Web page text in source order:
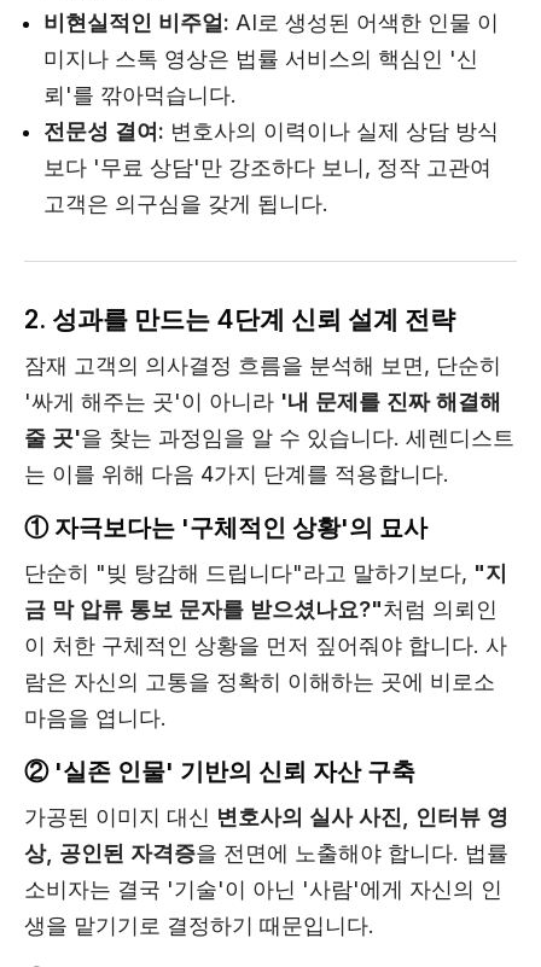
비현실적인 비주얼: AI로 생성된 어색한 인물 이
미지나 스톡 영상은 법률 서비스의 핵심인 '신
뢰'를 깎아먹습니다.
전문성 결여: 변호사의 이력이나 실제 상담 방식
보다 '무료 상담'만 강조하다 보니, 정작 고관여
고객은 의구심을 갖게 됩니다.
2. 성과를 만드는 4단계 신뢰 설계 전략
잠재 고객의 의사결정 흐름을 분석해 보면, 단순히
'싸게 해주는 곳'이 아니라 '내 문제를 진짜 해결해
줄 곳'을 찾는 과정임을 알 수 있습니다. 세렌디스트
는 이를 위해 다음 4가지 단계를 적용합니다.
① 자극보다는 '구체적인 상황'의 묘사
단순히 "빚 탕감해 드립니다"라고 말하기보다, "지
금 막 압류 통보 문자를 받으셨나요?"처럼 의뢰인
이 처한 구체적인 상황을 먼저 짚어줘야 합니다. 사
람은 자신의 고통을 정확히 이해하는 곳에 비로소
마음을 엽니다.
② '실존 인물' 기반의 신뢰 자산 구축
가공된 이미지 대신 변호사의 실사 사진, 인터뷰 영
상, 공인된 자격증을 전면에 노출해야 합니다. 법률
소비자는 결국 '기술'이 아닌 '사람'에게 자신의 인
생을 맡기기로 결정하기 때문입니다.